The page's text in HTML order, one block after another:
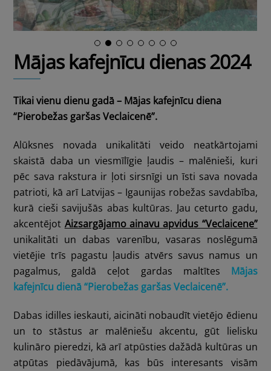
Mājas kafejnīcu dienas 2024
Tikai vienu dienu gadā – Mājas kafejnīcu diena
“Pierobežas garšas Veclaicenē”.
Alūksnes novada unikalitāti veido neatkārtojami
skaistā daba un viesmīlīgie ļaudis – malēnieši, kuri
pēc sava rakstura ir ļoti sirsnīgi un īsti sava novada
patrioti, kā arī Latvijas – Igaunijas robežas savdabība,
kurā cieši savijušās abas kultūras. Jau ceturto gadu,
akcentējot Aizsargājamo ainavu apvidus “Veclaicene”
unikalitāti un dabas varenību, vasaras noslēgumā
vietējie trīs pagastu ļaudis atvērs savus namus un
pagalmus, galdā ceļot gardas maltītes Mājas
kafejnīcu dienā “Pierobežas garšas Veclaicenē”.
Dabas idilles ieskauti, aicināti nobaudīt vietējo ēdienu
un to stāstus ar malēniešu akcentu, gūt lielisku
kulināro pieredzi, kā arī atpūsties dažādā kultūras un
atpūtas piedāvājumā, kas būs interesants visām